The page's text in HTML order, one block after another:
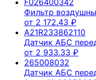
Фильтр
от 2 172.43 ₽
A21R233862110
Датчик АБС
от 2 933.33 ₽
265008032
Датчик АБС